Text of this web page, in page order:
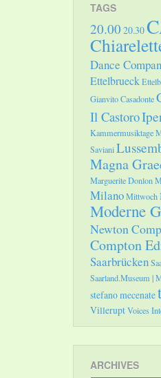
TAGS
20.00 20.30
Dance
Ettelbrueck
Gianvito Casadonte
Il Castoro
Kammermusiktage
Saviani
Magna
Marguerite Donlon
MilanoMittwoch
Moderne
Newton
Compton
Saarbrücken
Saarland.Museum |
stefano mecenate
VilleruptVoices
ARCHIVES